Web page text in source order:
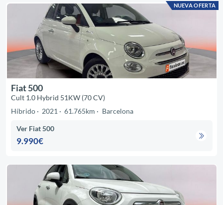
NUEVA OFERTA
Fiat 500
Cult 1.0 Hybrid 51KW (70 CV)
Híbrido
2021 61.765km Barcelona
Ver Fiat 500
9.990€